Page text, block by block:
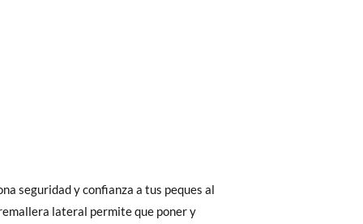
son GRATIS y puedes realizarlos
acelerar el envío, puedes por muy